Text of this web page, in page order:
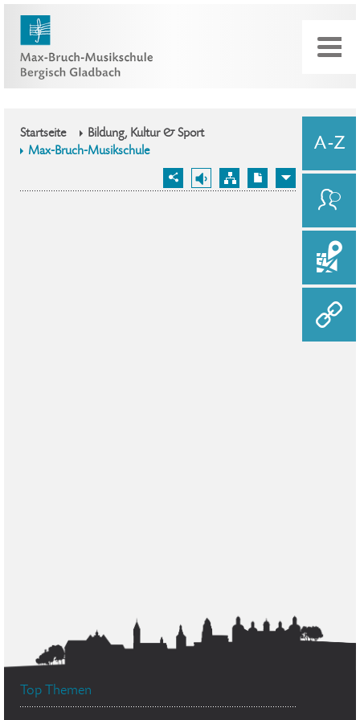
Startseite
Bildung, Kultur & Sport
Max-Bruch-Musikschule
Top Themen